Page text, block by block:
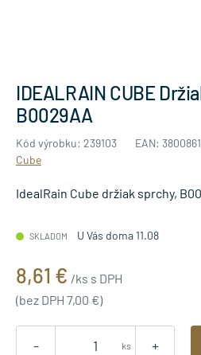
IDEALRAIN CUBE
B0029AA
Kód výrobku: 239103 EAN:
Cube
IdealRain Cube držiak sprchy,
SKLADOM U Vás doma 11.08
8,61 € /ks s DPH
(bez DPH 7,00 €)
- +
ks